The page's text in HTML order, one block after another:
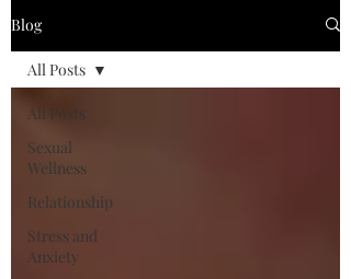
Blog
All Posts
Sexual
Wellness
Relationship
Stress and
Anxiety
All Posts